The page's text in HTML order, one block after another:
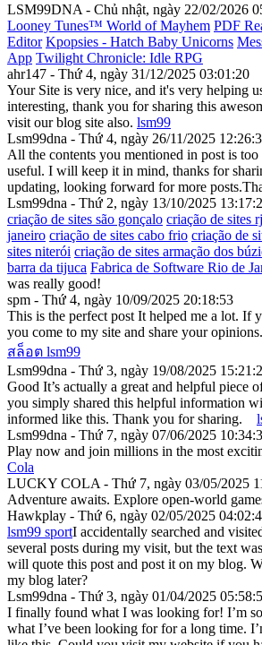
LSM99DNA - Chủ nhật, ngày 22/02/2026
Looney Tunes™ World of Mayhem PDF
Editor Kpopsies - Hatch Baby Unicorns
App Twilight Chronicle: Idle RPG
ahr147 - Thứ 4, ngày 31/12/2025 03:01:20
Your Site is very nice, and it's very helping
interesting, thank you for sharing this
visit our blog site also. lsm99
Lsm99dna - Thứ 4, ngày 26/11/2025
All the contents you mentioned in post is
useful. I will keep it in mind, thanks for
updating, looking forward for more
Lsm99dna - Thứ 2, ngày 13/10/2025
criação de sites são gonçalo criação de sites rj
janeiro criação de sites cabo frio criação de
sites niterói criação de sites armação dos
barra da tijuca Fabrica de Software Rio de
was really good!
spm - Thứ 4, ngày 10/09/2025 20:18:53
This is the perfect post It helped me a lot. If
you come to my site and share your
สล็อต lsm99
Lsm99dna - Thứ 3, ngày 19/08/2025
Good It’s actually a great and helpful piece
you simply shared this helpful information
informed like this. Thank you for sharing.
Lsm99dna - Thứ 7, ngày 07/06/2025
Play now and join millions in the most
Cola
LUCKY COLA - Thứ 7, ngày 03/05/2025
Adventure awaits. Explore open-world
Hawkplay - Thứ 6, ngày 02/05/2025
lsm99 sportI accidentally searched and
several posts during my visit, but the text
will quote this post and post it on my blog.
my blog later?
Lsm99dna - Thứ 3, ngày 01/04/2025
I finally found what I was looking for! I’m
what I’ve been looking for for a long time.